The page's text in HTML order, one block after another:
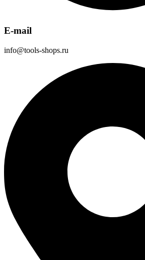
E-mail
info@tools-shops.ru